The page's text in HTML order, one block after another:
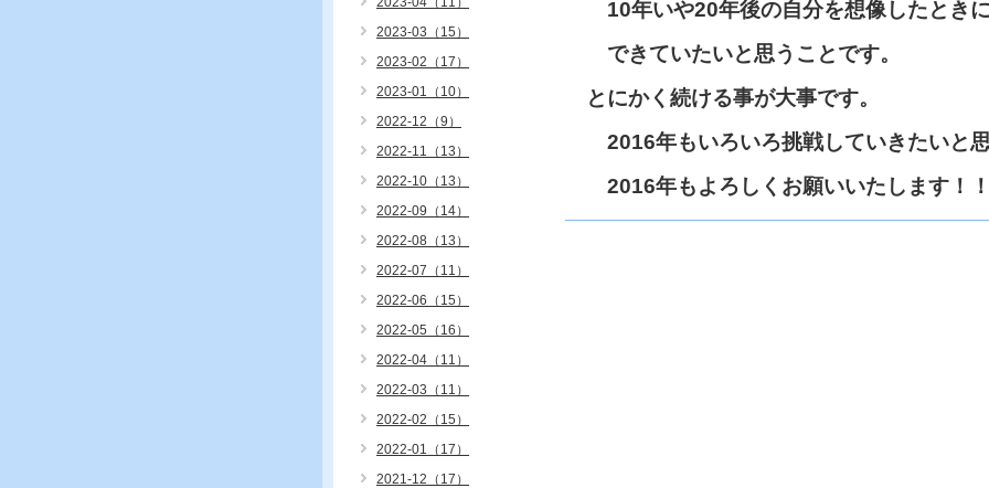
10年いや20年後の自分を想像したときに
できていたいと思うことです。
とにかく続ける事が大事です。
2016年もいろいろ挑戦していきたいと思
2016年もよろしくお願いいたします！！
2023-03（15）
2023-02（17）
2023-01（10）
2022-12（9）
2022-11（13）
2022-10（13）
2022-09（14）
2022-08（13）
2022-07（11）
2022-06（15）
2022-05（16）
2022-04（11）
2022-03（11）
2022-02（15）
2022-01（17）
2021-12（17）